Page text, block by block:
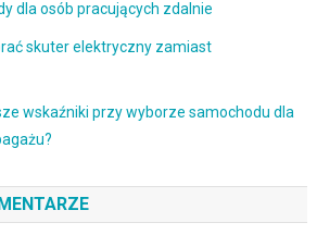
dla osób pracujących zdalnie
skuter elektryczny zamiast
wskaźniki przy wyborze samochodu dla